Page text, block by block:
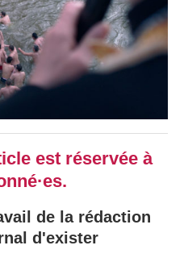
est réservée à
de la rédaction
d'exister